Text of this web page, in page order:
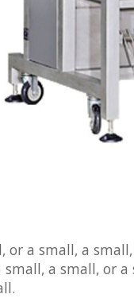
or a small, a
a small, or